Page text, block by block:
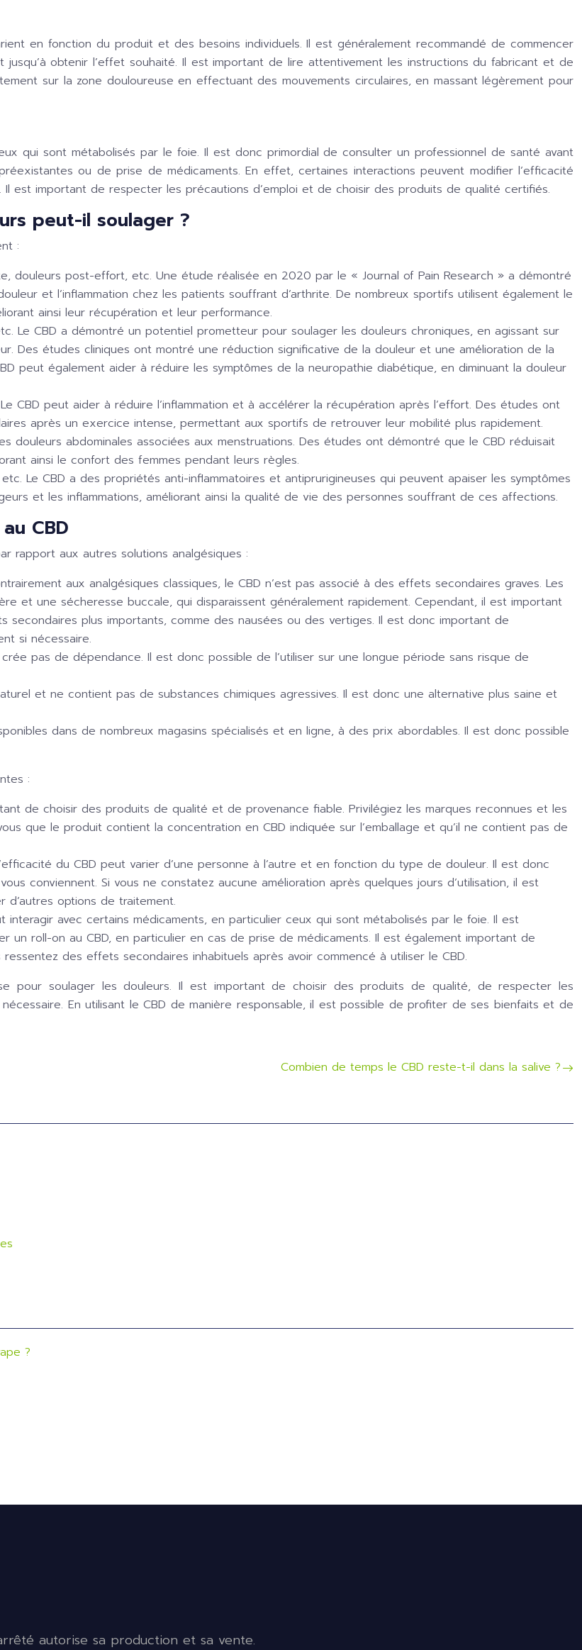
en fonction du produit et des besoins individuels. Il est généralement recommandé de commencer
obtenir l’effet souhaité. Il est important de lire attentivement les instructions du fabricant et de
sur la zone douloureuse en effectuant des mouvements circulaires, en massant légèrement pour
qui sont métabolisés par le foie. Il est donc primordial de consulter un professionnel de santé avant
ou de prise de médicaments. En effet, certaines interactions peuvent modifier l’efficacité
est important de respecter les précautions d’emploi et de choisir des produits de qualité certifiés.
peut-il soulager ?
:
douleurs post-effort, etc. Une étude réalisée en 2020 par le « Journal of Pain Research » a démontré
et l’inflammation chez les patients souffrant d’arthrite. De nombreux sportifs utilisent également le
ainsi leur récupération et leur performance.
Le CBD a démontré un potentiel prometteur pour soulager les douleurs chroniques, en agissant sur
Des études cliniques ont montré une réduction significative de la douleur et une amélioration de la
peut également aider à réduire les symptômes de la neuropathie diabétique, en diminuant la douleur
CBD peut aider à réduire l’inflammation et à accélérer la récupération après l’effort. Des études ont
après un exercice intense, permettant aux sportifs de retrouver leur mobilité plus rapidement.
douleurs abdominales associées aux menstruations. Des études ont démontré que le CBD réduisait
ainsi le confort des femmes pendant leurs règles.
etc. Le CBD a des propriétés anti-inflammatoires et antiprurigineuses qui peuvent apaiser les symptômes
et les inflammations, améliorant ainsi la qualité de vie des personnes souffrant de ces affections.
CBD
rapport aux autres solutions analgésiques :
aux analgésiques classiques, le CBD n’est pas associé à des effets secondaires graves. Les
et une sécheresse buccale, qui disparaissent généralement rapidement. Cependant, il est important
plus importants, comme des nausées ou des vertiges. Il est donc important de
si nécessaire.
pas de dépendance. Il est donc possible de l’utiliser sur une longue période sans risque de
et ne contient pas de substances chimiques agressives. Il est donc une alternative plus saine et
dans de nombreux magasins spécialisés et en ligne, à des prix abordables. Il est donc possible
:
de choisir des produits de qualité et de provenance fiable. Privilégiez les marques reconnues et les
que le produit contient la concentration en CBD indiquée sur l’emballage et qu’il ne contient pas de
du CBD peut varier d’une personne à l’autre et en fonction du type de douleur. Il est donc
conviennent. Si vous ne constatez aucune amélioration après quelques jours d’utilisation, il est
options de traitement.
interagir avec certains médicaments, en particulier ceux qui sont métabolisés par le foie. Il est
un roll-on au CBD, en particulier en cas de prise de médicaments. Il est également important de
des effets secondaires inhabituels après avoir commencé à utiliser le CBD.
pour soulager les douleurs. Il est important de choisir des produits de qualité, de respecter les
En utilisant le CBD de manière responsable, il est possible de profiter de ses bienfaits et de
Combien de temps le CBD reste-t-il dans la salive ?
?
autorise sa production et sa vente.